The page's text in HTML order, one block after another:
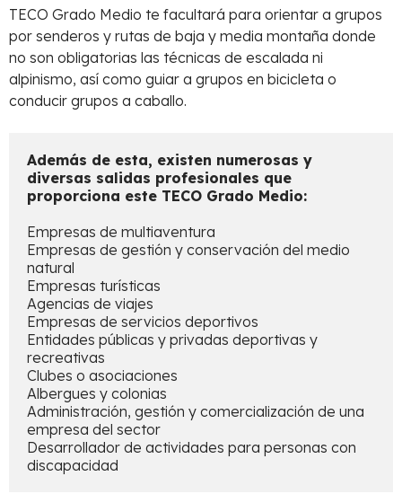
TECO Grado Medio te facultará para orientar a grupos
por senderos y rutas de baja y media montaña donde
no son obligatorias las técnicas de escalada ni
alpinismo, así como guiar a grupos en bicicleta o
conducir grupos a caballo.
Además de esta, existen numerosas y
diversas salidas profesionales que
proporciona este TECO Grado Medio:
Empresas de multiaventura
Empresas de gestión y conservación del medio
natural
Empresas turísticas
Agencias de viajes
Empresas de servicios deportivos
Entidades públicas y privadas deportivas y
recreativas
Clubes o asociaciones
Albergues y colonias
Administración, gestión y comercialización de una
empresa del sector
Desarrollador de actividades para personas con
discapacidad